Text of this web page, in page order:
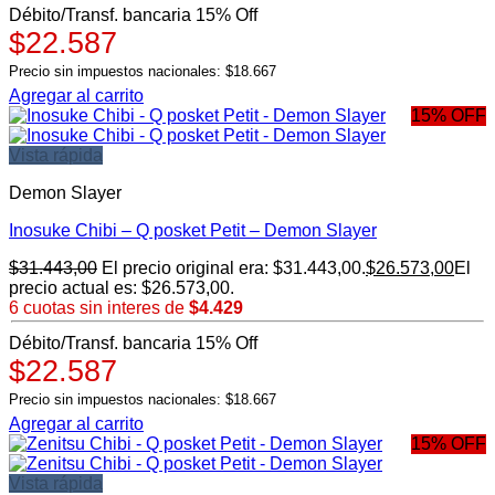
Débito/Transf. bancaria 15% Off
$22.587
Precio sin impuestos nacionales: $18.667
Agregar al carrito
15% OFF
Vista rápida
Demon Slayer
Inosuke Chibi – Q posket Petit – Demon Slayer
$31.443,00 El precio original era: $31.443,00.$26.573,00El
precio actual es: $26.573,00.
6 cuotas sin interes de $4.429
Débito/Transf. bancaria 15% Off
$22.587
Precio sin impuestos nacionales: $18.667
Agregar al carrito
15% OFF
Vista rápida